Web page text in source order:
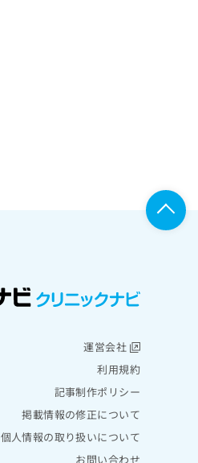
運営会社
利用規約
記事制作ポリシー
掲載情報の修正について
個人情報の取り扱いについて
お問い合わせ